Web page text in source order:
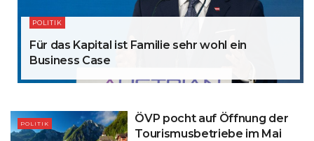
POLITIK
Für das Kapital ist Familie sehr wohl ein
Business Case
POLITIK
ÖVP pocht auf Öffnung der
Tourismusbetriebe im Mai